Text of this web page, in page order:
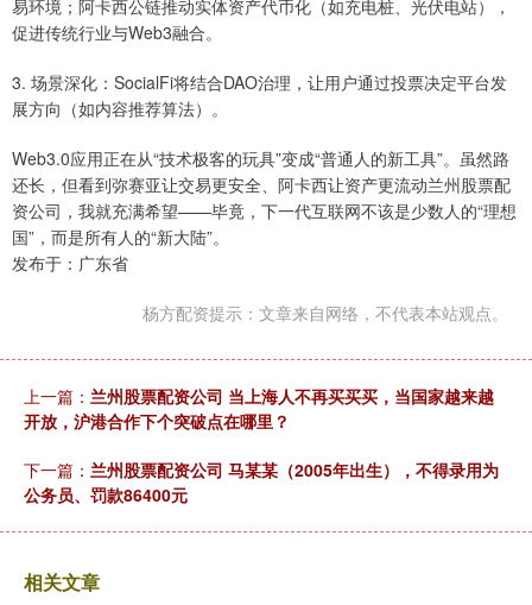
易环境；阿卡西公链推动实体资产代币化（如充电桩、光伏电站），
促进传统行业与Web3融合。
3. 场景深化：SocialFi将结合DAO治理，让用户通过投票决定平台发
展方向（如内容推荐算法）。
Web3.0应用正在从“技术极客的玩具”变成“普通人的新工具”。虽然路
还长，但看到弥赛亚让交易更安全、阿卡西让资产更流动兰州股票配
资公司，我就充满希望——毕竟，下一代互联网不该是少数人的“理想
国”，而是所有人的“新大陆”。
发布于：广东省
杨方配资提示：文章来自网络，不代表本站观点。
上一篇： 兰州股票配资公司 当上海人不再买买买，当国家越来越
开放，沪港合作下个突破点在哪里？
下一篇： 兰州股票配资公司 马某某（2005年出生），不得录用为
公务员、罚款86400元
相关文章